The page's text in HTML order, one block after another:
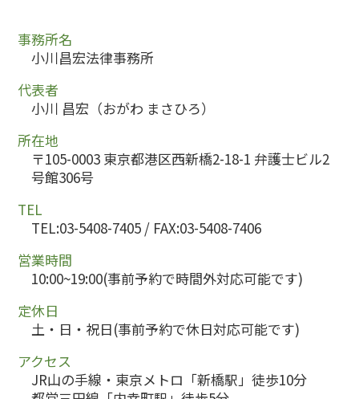
事務所名
小川昌宏法律事務所
代表者
小川 昌宏（おがわ まさひろ）
所在地
〒105-0003 東京都港区西新橋2-18-1 弁護士ビル2
号館306号
TEL
TEL:03-5408-7405 / FAX:03-5408-7406
営業時間
10:00~19:00(事前予約で時間外対応可能です)
定休日
土・日・祝日(事前予約で休日対応可能です)
アクセス
JR山の手線・東京メトロ「新橋駅」徒歩10分